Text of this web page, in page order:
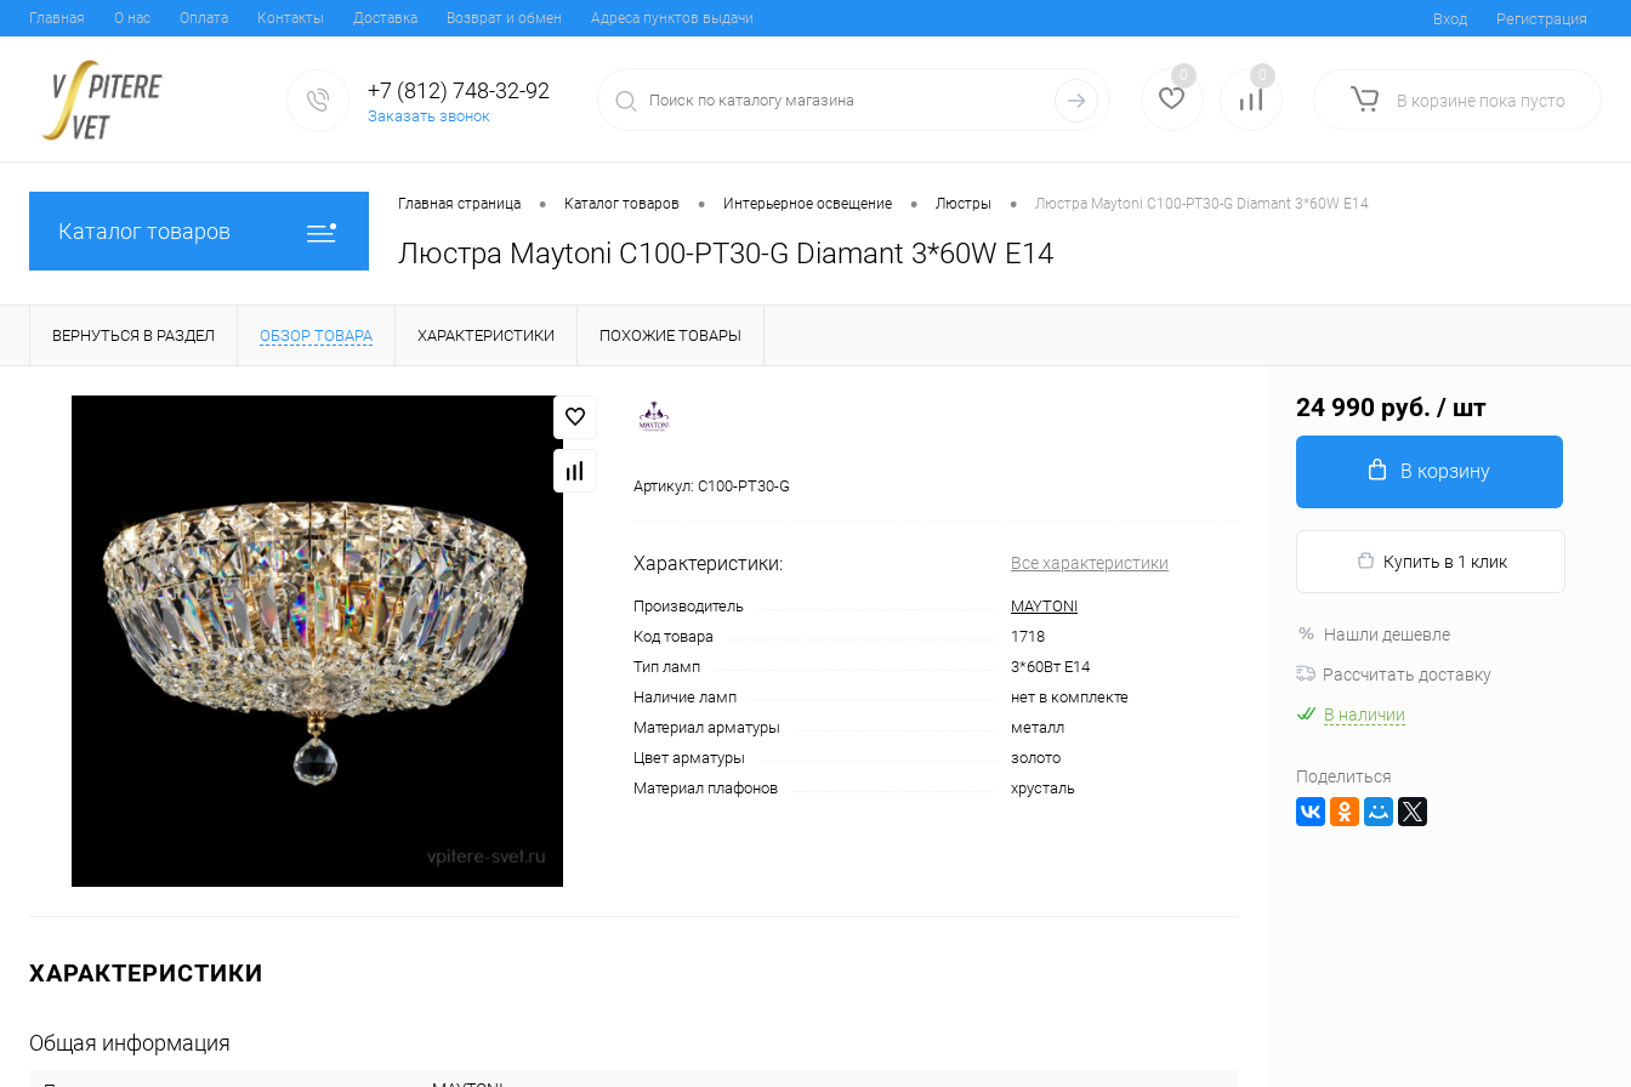
Главная О нас Оплата Контакты Доставка Возврат и обмен Адреса пунктов выдачи Вход Регистрация
+7 (812) 748-32-92
Заказать звонок
0 0
В корзине пока пусто
Каталог товаров
Главная страница • Каталог товаров • Интерьерное освещение • Люстры • Люстра Maytoni C100-PT30-G Diamant 3*60W E14
Люстра Maytoni C100-PT30-G Diamant 3*60W E14
ВЕРНУТЬСЯ В РАЗДЕЛ ОБЗОР ТОВАРА ХАРАКТЕРИСТИКИ ПОХОЖИЕ ТОВАРЫ
Артикул: C100-PT30-G
Характеристики: Все характеристики
Производитель
MAYTONI
Код товара
1718
Тип ламп
3*60Вт E14
Наличие ламп
нет в комплекте
Материал арматуры
металл
Цвет арматуры
золото
Материал плафонов
хрусталь
ХАРАКТЕРИСТИКИ
Общая информация
24 990 руб. / шт
В корзину
Купить в 1 клик
Нашли дешевле
Рассчитать доставку
В наличии
Поделиться